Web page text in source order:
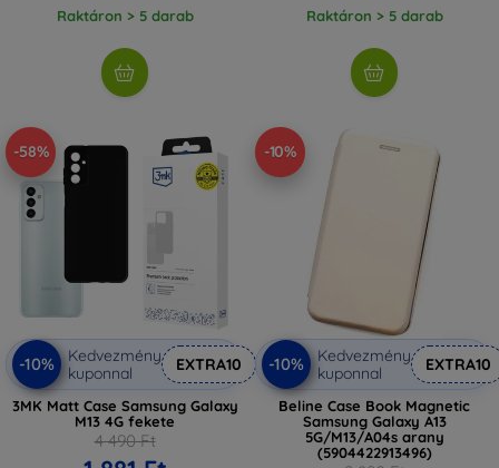
Raktáron > 5 darab Raktáron > 5 darab
-58%
-10%
Kedvezmény
kuponnal
EXTRA10
3MK Matt Case Samsung Galaxy
M13 4G fekete
4 490 Ft
-10%
-10%
Kedvezmény
kuponnal
EXTRA10
Beline Case Book Magnetic
Samsung Galaxy A13
5G/M13/A04s arany
(5904422913496)